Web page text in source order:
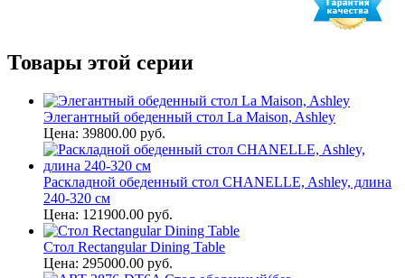
Товары этой серии
Элегантный обеденный стол La Maison, Ashley
Цена: 39800.00 руб.
Раскладной обеденный стол CHANELLE, Ashley, длина
240-320 см
Цена: 121900.00 руб.
Стол Rectangular Dining Table
Цена: 295000.00 руб.